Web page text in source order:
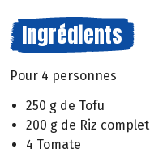
Ingrédients
Pour 4 personnes
250 g de Tofu
200 g de Riz complet
4 Tomate